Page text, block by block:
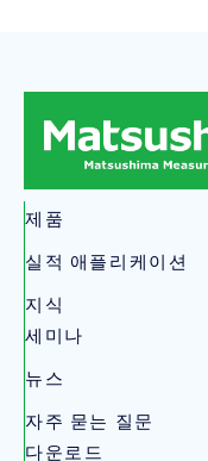
제품
실적 애플리케이션
지식
세미나
뉴스
자주 묻는 질문
다운로드